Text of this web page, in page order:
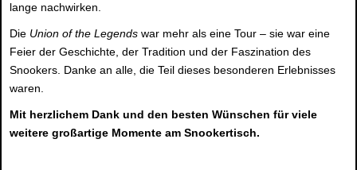
lange nachwirken.
Die Union of the Legends war mehr als eine Tour – sie war eine
Feier der Geschichte, der Tradition und der Faszination des
Snookers. Danke an alle, die Teil dieses besonderen Erlebnisses
waren.
Mit herzlichem Dank und den besten Wünschen für viele
weitere großartige Momente am Snookertisch.